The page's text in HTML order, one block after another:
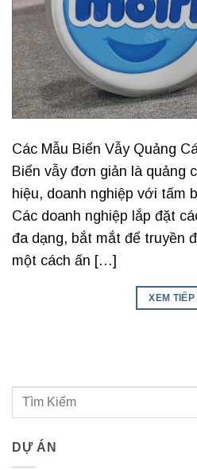
Các Mẫu Biển Vẫy Quảng
Biển vẫy đơn giản là quảng
hiệu, doanh nghiệp với tấm
Các doanh nghiệp lắp đặt
đa dạng, bắt mắt để truyền
một cách ấn […]
XEM TIẾP
DỰ ÁN